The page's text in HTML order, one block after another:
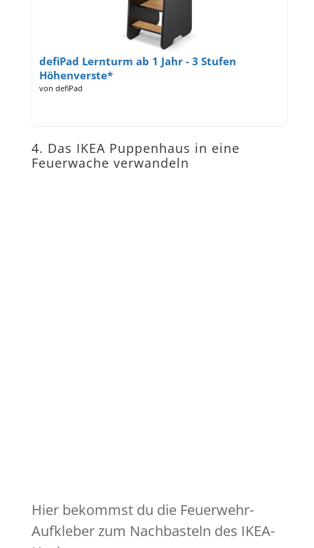
defiPad Lernturm ab 1 Jahr - 3 Stufen
Höhenverste*
von defiPad
4. Das IKEA Puppenhaus in eine
Feuerwache verwandeln
Hier bekommst du die Feuerwehr-
Aufkleber zum Nachbasteln des IKEA-